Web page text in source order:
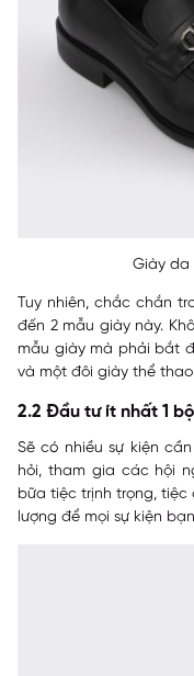
Giày da
Tuy nhiên, chắc chắn
đến 2 mẫu giày này.
mẫu giày mà phải bắt
và một đôi giày thể
2.2 Đầu tư ít nhất 1
Sẽ có nhiều sự kiện
hỏi, tham gia các hội
bữa tiệc trịnh trọng,
lượng để mọi sự kiện